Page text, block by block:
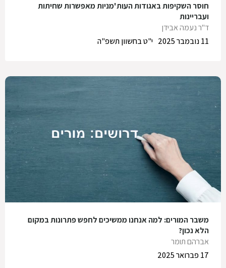
חוסר השקיפות באגודות העות'מניות מאפשרות שחיתות
ועבריינות
ד"ר נעמה אבידן
י"ט בחשוון תשפ"ה
11 נובמבר 2025
משבר המורים: למה אנחנו ממשיכים לחפש פתרונות במקום
הלא נכון?
אברהם תומר
17 פברואר 2025